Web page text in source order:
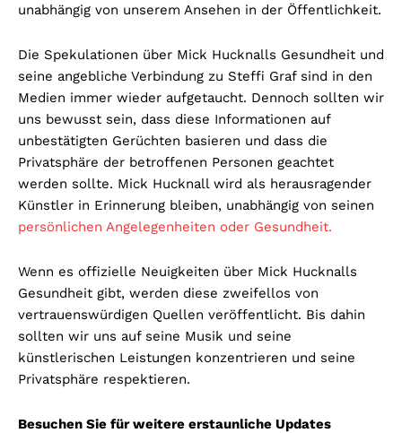
unabhängig von unserem Ansehen in der Öffentlichkeit.
Die Spekulationen über Mick Hucknalls Gesundheit und
seine angebliche Verbindung zu Steffi Graf sind in den
Medien immer wieder aufgetaucht. Dennoch sollten wir
uns bewusst sein, dass diese Informationen auf
unbestätigten Gerüchten basieren und dass die
Privatsphäre der betroffenen Personen geachtet
werden sollte. Mick Hucknall wird als herausragender
Künstler in Erinnerung bleiben, unabhängig von seinen
persönlichen Angelegenheiten oder Gesundheit.
Wenn es offizielle Neuigkeiten über Mick Hucknalls
Gesundheit gibt, werden diese zweifellos von
vertrauenswürdigen Quellen veröffentlicht. Bis dahin
sollten wir uns auf seine Musik und seine
künstlerischen Leistungen konzentrieren und seine
Privatsphäre respektieren.
Besuchen Sie für weitere erstaunliche Updates